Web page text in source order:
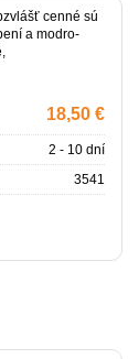
cenné sú
a modro-
18,50 €
2 - 10 dní
3541